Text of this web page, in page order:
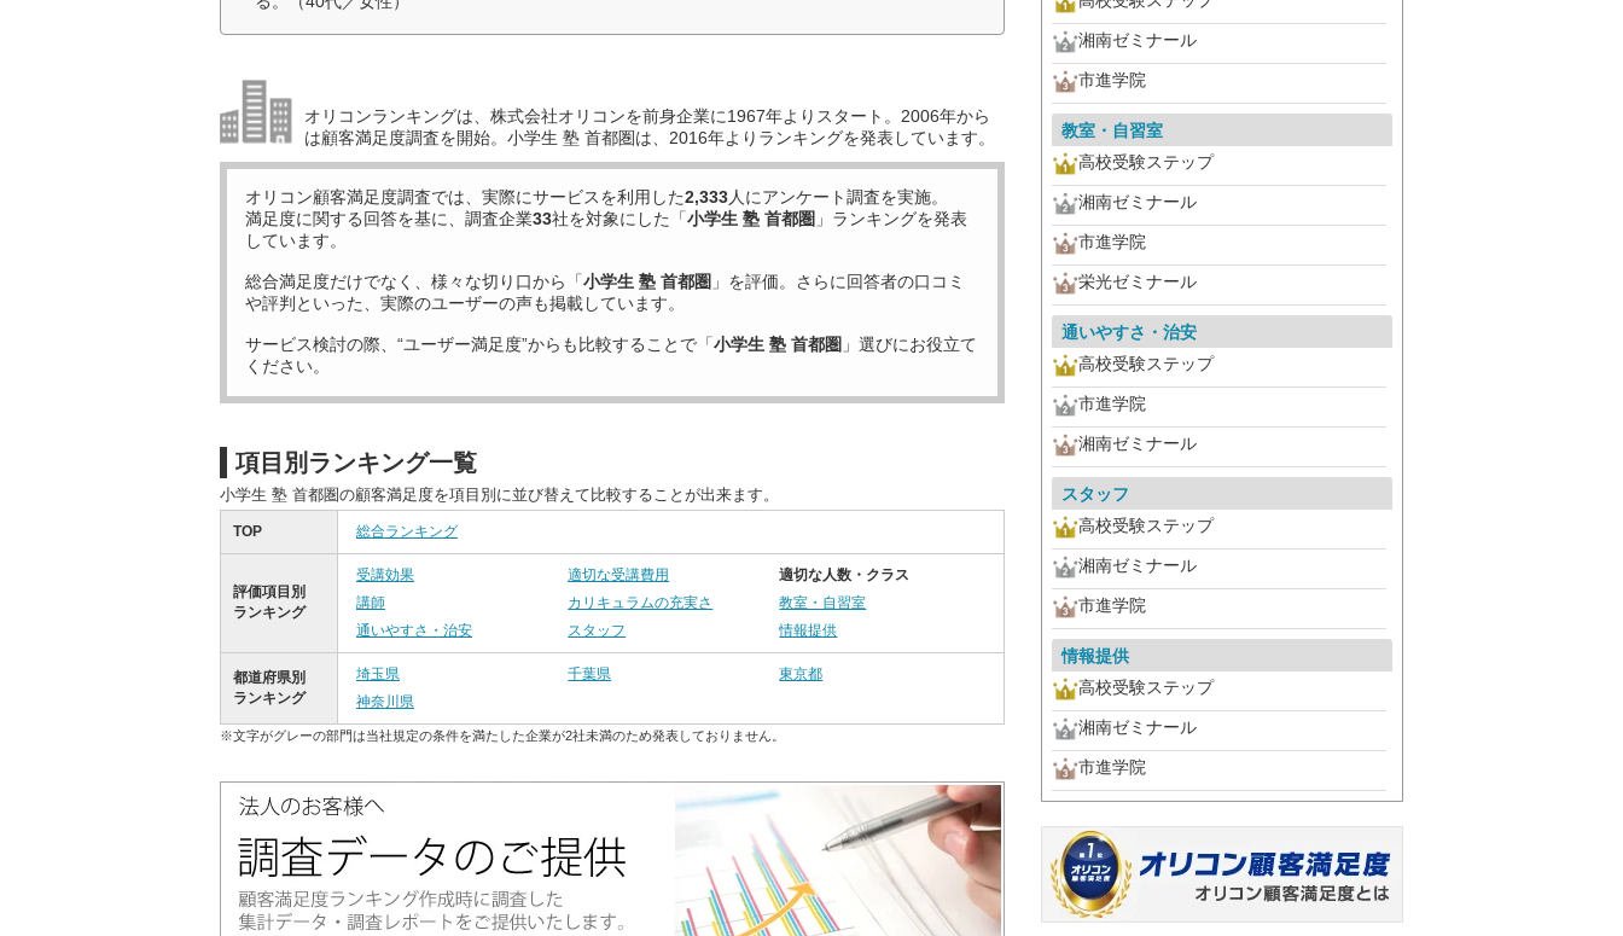
オリコンランキングは、株式会社オリコンを前身企業に1967年よりスタート。2006年から
は顧客満足度調査を開始。小学生 塾 首都圏は、2016年よりランキングを発表しています。
オリコン顧客満足度調査では、実際にサービスを利用した2,333人にアンケート調査を実施。
満足度に関する回答を基に、調査企業33社を対象にした「小学生 塾 首都圏 」ランキングを発表
しています。
総合満足度だけでなく、様々な切り口から「小学生 塾 首都圏 」を評価。さらに回答者の口コミ
や評判といった、実際のユーザーの声も掲載しています。
サービス検討の際、“ユーザー満足度”からも比較することで「小学生 塾 首都圏 」選びにお役立て
ください。
項目別ランキング一覧
小学生 塾 首都圏の顧客満足度を項目別に並び替えて比較することが出来ます。
TOP 総合ランキング
評価項目別
ランキング
受講効果 適切な受講費用
適切な人数・クラス
講師
カリキュラムの充実さ
教室・自習室
通いやすさ・治安
スタッフ 情報提供
都道府県別
ランキング
埼玉県 千葉県
東京都
神奈川県
※文字がグレーの部門は当社規定の条件を満たした企業が2社未満のため発表しておりません。
湘南ゼミナール
市進学院
教室・自習室
高校受験ステップ
湘南ゼミナール
市進学院
栄光ゼミナール
通いやすさ・治安
高校受験ステップ
市進学院
湘南ゼミナール
スタッフ
高校受験ステップ
湘南ゼミナール
市進学院
情報提供
高校受験ステップ
湘南ゼミナール
市進学院